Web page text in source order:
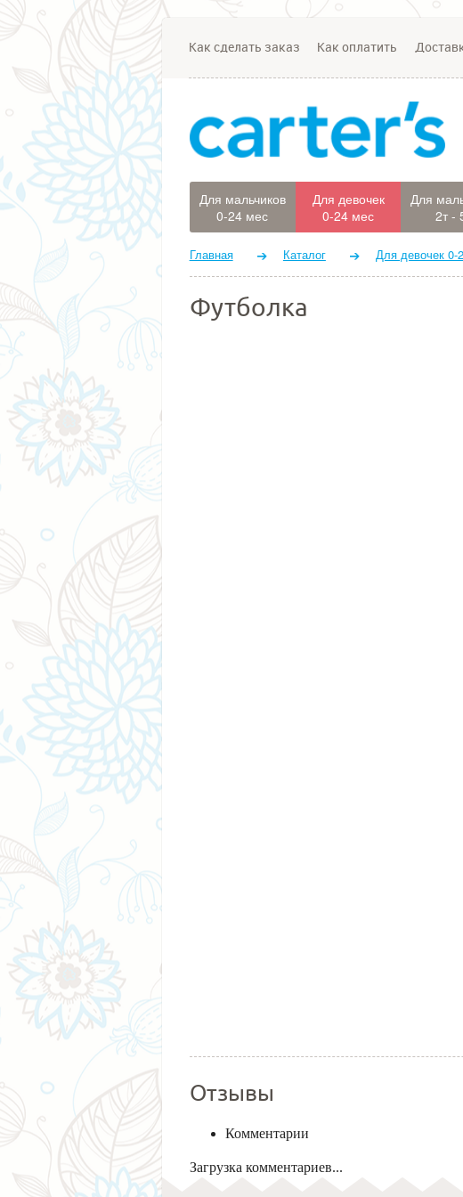
Как сделать заказ Как оплатить
Для мальчиков
0-24 мес
Для девочек
0-24 мес
Для
2т -
Главная Каталог Для девочек 0-
Футболка
Отзывы
Комментарии
Загрузка комментариев...